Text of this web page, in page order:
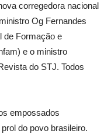
corregedora nacional
Og Fernandes
de Formação e
e o ministro
do STJ. Todos
empossados
do povo brasileiro.